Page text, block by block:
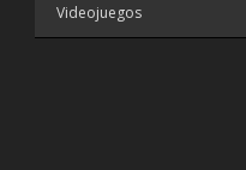
Videojuegos